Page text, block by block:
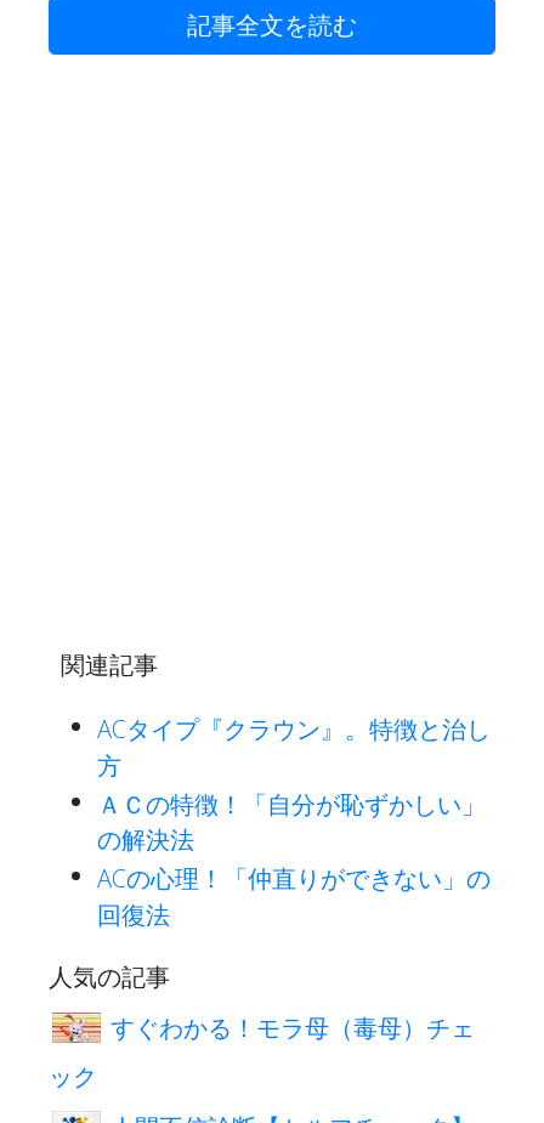
記事全文を読む
関連記事
ACタイプ『クラウン』。特徴と治し
方
ＡＣの特徴！「自分が恥ずかしい」
の解決法
ACの心理！「仲直りができない」の
回復法
人気の記事
すぐわかる！モラ母（毒母）チェ
ック